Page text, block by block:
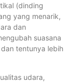
(dinding
yang menarik,
dan
suasana
tentunya lebih
udara,